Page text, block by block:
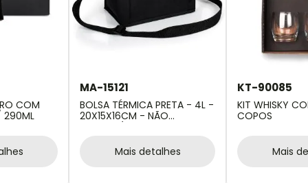
COM
MA-15121
BOLSA TÉRMICA PRETA - 4L -
20X15X16CM - NÃO
IMPERMEÁVEL
Mais detalhes
KT-90085
KIT WHISKY
COPOS
Mais